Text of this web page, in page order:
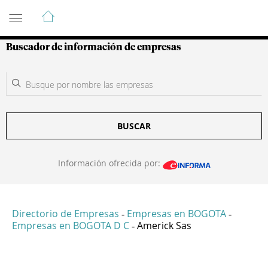
Guía de Empresas Colombianas
Buscador de información de empresas
BUSCAR
Información ofrecida por:
Directorio de Empresas - Empresas en BOGOTA -
Empresas en BOGOTA D C - Americk Sas